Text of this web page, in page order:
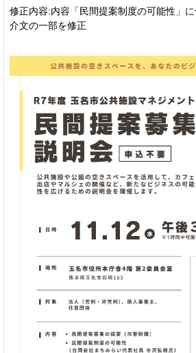
修正内容:内容「民間提案制度の可能性」
介文の一部を修正